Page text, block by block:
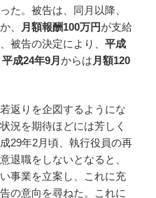
た。被告は、同月以降、
、
月額報酬100万円が支給
被告の決定により、 平成
平成24年9月 からは 月額120
返りを企図するようにな
況を期待ほどには芳しく
29年2月頃、執行役員の再
退職をしないとなると、
事業を立案し、これに充
の意向を尋ねた。これに